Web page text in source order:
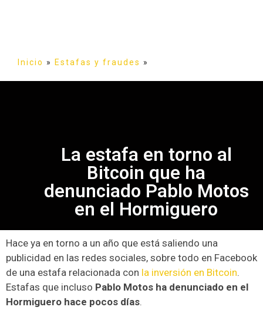
Inicio » Estafas y fraudes »
La estafa en torno al
Bitcoin que ha
denunciado Pablo Motos
en el Hormiguero
Hace ya en torno a un año que está saliendo una
publicidad en las redes sociales, sobre todo en Facebook
de una estafa relacionada con la inversión en Bitcoin.
Estafas que incluso Pablo Motos ha denunciado en el
Hormiguero hace pocos días.